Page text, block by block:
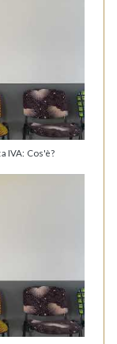
IVA: Cos'è?